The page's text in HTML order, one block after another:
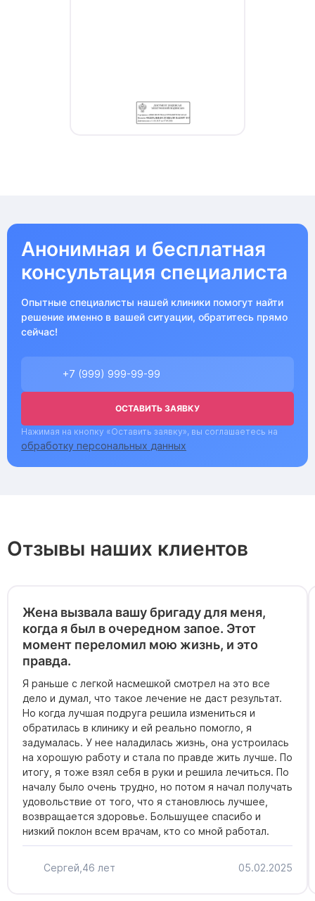
Анонимная и бесплатная
консультация специалиста
Опытные специалисты нашей клиники помогут найти
решение именно в вашей ситуации, обратитесь прямо
сейчас!
ОСТАВИТЬ ЗАЯВКУ
Нажимая на кнопку «Оставить заявку», вы соглашаетесь на
обработку персональных данных
Отзывы наших клиентов
Жена вызвала вашу бригаду для меня,
когда я был в очередном запое. Этот
момент переломил мою жизнь, и это
правда.
Я раньше с легкой насмешкой смотрел на это все
дело и думал, что такое лечение не даст результат.
Но когда лучшая подруга решила измениться и
обратилась в клинику и ей реально помогло, я
задумалась. У нее наладилась жизнь, она устроилась
на хорошую работу и стала по правде жить лучше. По
итогу, я тоже взял себя в руки и решила лечиться. По
началу было очень трудно, но потом я начал получать
удовольствие от того, что я становлюсь лучшее,
возвращается здоровье. Большущее спасибо и
низкий поклон всем врачам, кто со мной работал.
Сергей, 46 лет 05.02.2025